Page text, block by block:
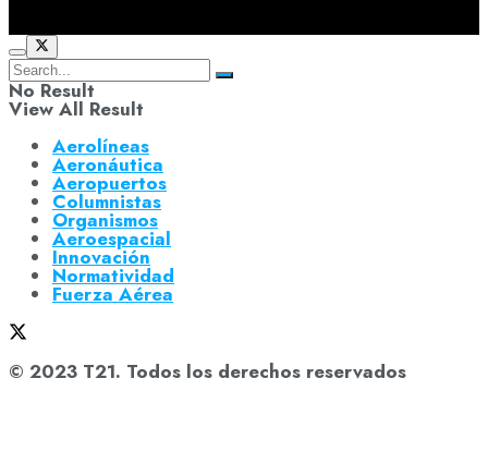
No Result
View All Result
Aerolíneas
Aeronáutica
Aeropuertos
Columnistas
Organismos
Aeroespacial
Innovación
Normatividad
Fuerza Aérea
© 2023 T21. Todos los derechos reservados